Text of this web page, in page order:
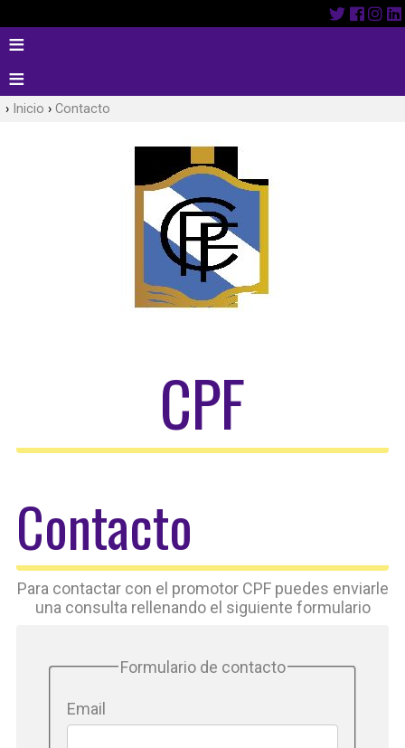
Inicio Contacto
CPF
Contacto
Para contactar con el promotor CPF puedes enviarle
una consulta rellenando el siguiente formulario
Formulario de contacto
Email